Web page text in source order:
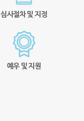
심사절차 및 지정
예우 및 지원